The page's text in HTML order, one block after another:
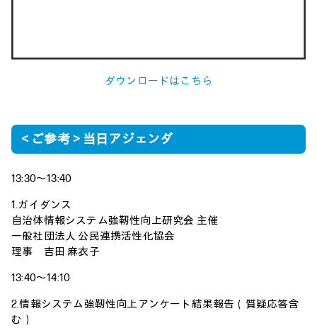
ダウンロードはこちら
＜ご参考＞当日アジェンダ
13:30～13:40
1.ガイダンス
自治体情報システム強靭性向上研究会 主催
一般社団法人 公民連携活性化協会
理事 吉田 麻衣子
13:40～14:10
2.情報システム強靭性向上アンケート結果報告（質疑応答含
む）